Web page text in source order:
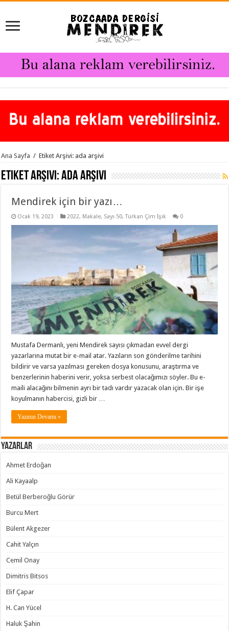
Ana Sayfa / Etiket Arşivi: ada arşivi
Etiket Arşivi:ada arşivi
Mendirek için bir yazı…
Ocak 19, 2023 2022, Makale, Sayı-50,Türkan Çim Işık 0
Mustafa Dermanlı, yeni Mendirek sayısı çıkmadan evvel dergi
yazarlarına mutat bir e-mail atar. Yazıların son gönderilme tarihini
bildirir ve varsa yazılması gereken dosya konusunu, araştırma ve
benzerlerinin haberini verir, yoksa serbest olacağımızı söyler. Bu e-
maili alacağını bilmenin ayrı bir tadı vardır yazacak olan için. Bir işe
koyulmanın habercisi, gizli bir …
Yazının Devamı »
Yazarlar
Ahmet Erdoğan
Ali Kayaalp
Betül Berberoğlu Görür
Burcu Mert
Bülent Akgezer
Cahit Yalçın
Cemil Onay
Dimitris Bitsos
Elif Çapar
H. Can Yücel
Haluk Şahin